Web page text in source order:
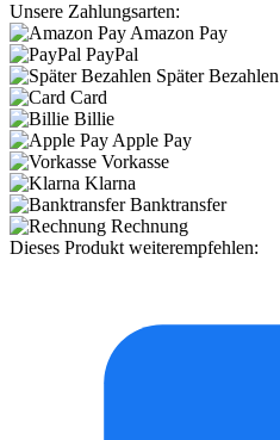
Unsere Zahlungsarten:
Amazon Pay
PayPal
Später Bezahlen
Card
Billie
Apple Pay
Vorkasse
Klarna
Banktransfer
Rechnung
Dieses Produkt weiterempfehlen: